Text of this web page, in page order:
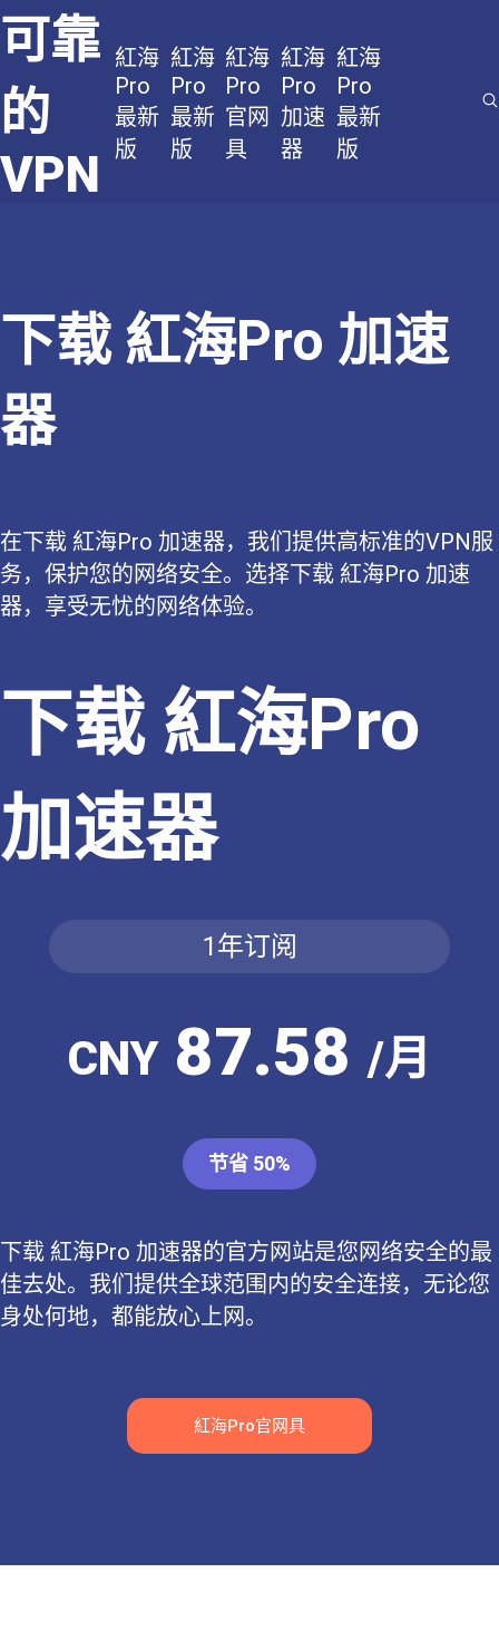
可靠
的
VPN
紅海
Pro
最新
版
紅海
Pro
最新
版
紅海
Pro
官网
具
紅海
Pro
加速
器
紅海
Pro
最新
版
下载 紅海Pro 加速
器
在下载 紅海Pro 加速器，我们提供高标准的VPN服
务，保护您的网络安全。选择下载 紅海Pro 加速
器，享受无忧的网络体验。
下载 紅海Pro
加速器
1年订阅
CNY87.58 /月
节省 50%
下载 紅海Pro 加速器的官方网站是您网络安全的最
佳去处。我们提供全球范围内的安全连接，无论您
身处何地，都能放心上网。
紅海Pro官网具